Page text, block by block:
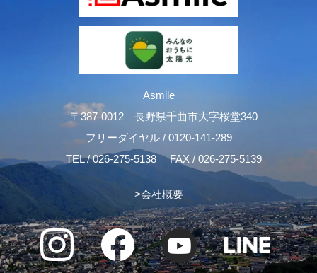
Asmile
〒387-0012 長野県千曲市大字桜堂340
フリーダイヤル / 0120-141-289
TEL /026-275-5138 FAX / 026-275-5139
>会社概要